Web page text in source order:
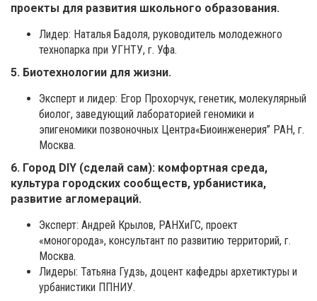
проекты для развития школьного образования.
Лидер: Наталья Бадоля, руководитель молодежного
технопарка при УГНТУ, г. Уфа.
5. Биотехнологии для жизни.
Эксперт и лидер: Егор Прохорчук, генетик, молекулярный
биолог, заведующий лабораторией геномики и
эпигеномики позвоночных Центра«Биоинженерия” РАН, г.
Москва.
6. Город DIY (сделай сам): комфортная среда,
культура городских сообществ, урбанистика,
развитие агломераций.
Эксперт: Андрей Крылов, РАНХиГС, проект
«моногорода», консультант по развитию территорий, г.
Москва.
Лидеры: Татьяна Гудзь, доцент кафедры архетиктуры и
урбанистики ППНИУ.